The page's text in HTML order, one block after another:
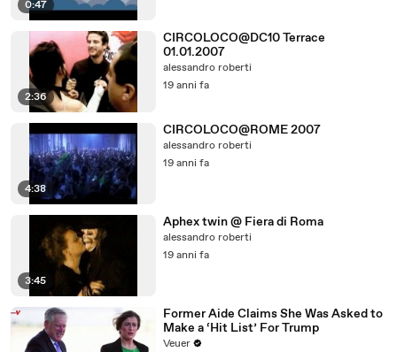
0:47
2:36
CIRCOLOCO@DC10 Terrace
01.01.2007
alessandro roberti
19 anni fa
4:38
CIRCOLOCO@ROME 2007
alessandro roberti
19 anni fa
3:45
Aphex twin @ Fiera di Roma
alessandro roberti
19 anni fa
Former Aide Claims She Was Asked to
Make a ‘Hit List’ For Trump
Veuer